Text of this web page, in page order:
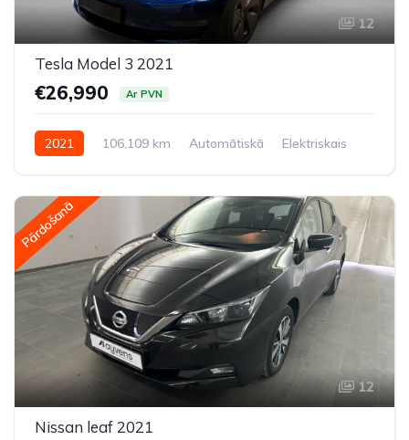
12
Tesla Model 3 2021
€26,990 Ar PVN
2021 106,109 km Automātiskā
Elektriskais
Pārdošanā
12
Nissan leaf 2021